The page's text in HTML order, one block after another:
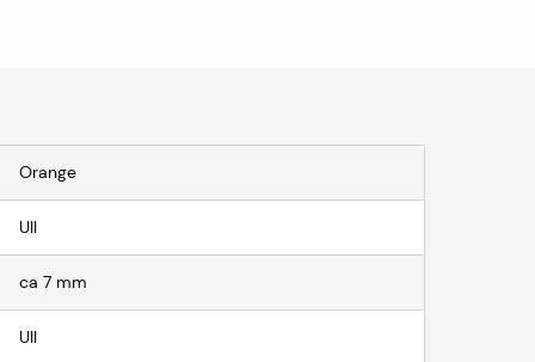
Orange
Ull
ca 7 mm
Ull